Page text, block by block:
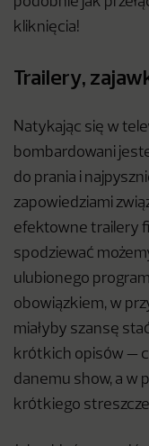
kliknięcia!
Trailery,
Natykając się w
bombardowani
do prania i
zapowiedziami
efektowne trailery
spodziewać
ulubionego
obowiązkiem, w
miałyby szansę
krótkich opisów —
danemu show, a w
krótkiego